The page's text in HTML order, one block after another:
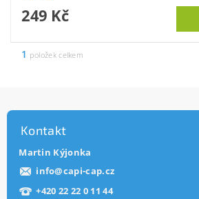
249 Kč
1 položek celkem
Kontakt
Martin Kýjonka
info@capi-cap.cz
+420 22 22 0 11 44